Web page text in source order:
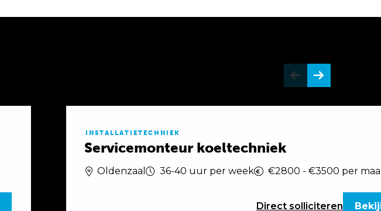
INSTALLATIETECHNIEK
Servicemonteur koeltechniek
Oldenzaal 36-40 uur per week €2800 - €3500 per
Direct solliciteren